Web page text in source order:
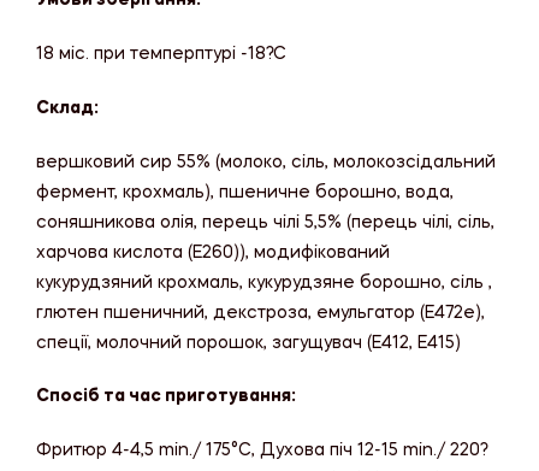
18 міс. при темперптурі -18?С
Склад:
вершковий сир 55% (молоко, сіль, молокозсідальний
фермент, крохмаль), пшеничне борошно, вода,
соняшникова олія, перець чілі 5,5% (перець чілі, сіль,
харчова кислота (E260)), модифікований
кукурудзяний крохмаль, кукурудзяне борошно, сіль ,
глютен пшеничний, декстроза, емульгатор (E472e),
спеції, молочний порошок, загущувач (E412, E415)
Спосіб та час приготування:
Фритюр 4-4,5 min./ 175°C, Духова піч 12-15 min./ 220?